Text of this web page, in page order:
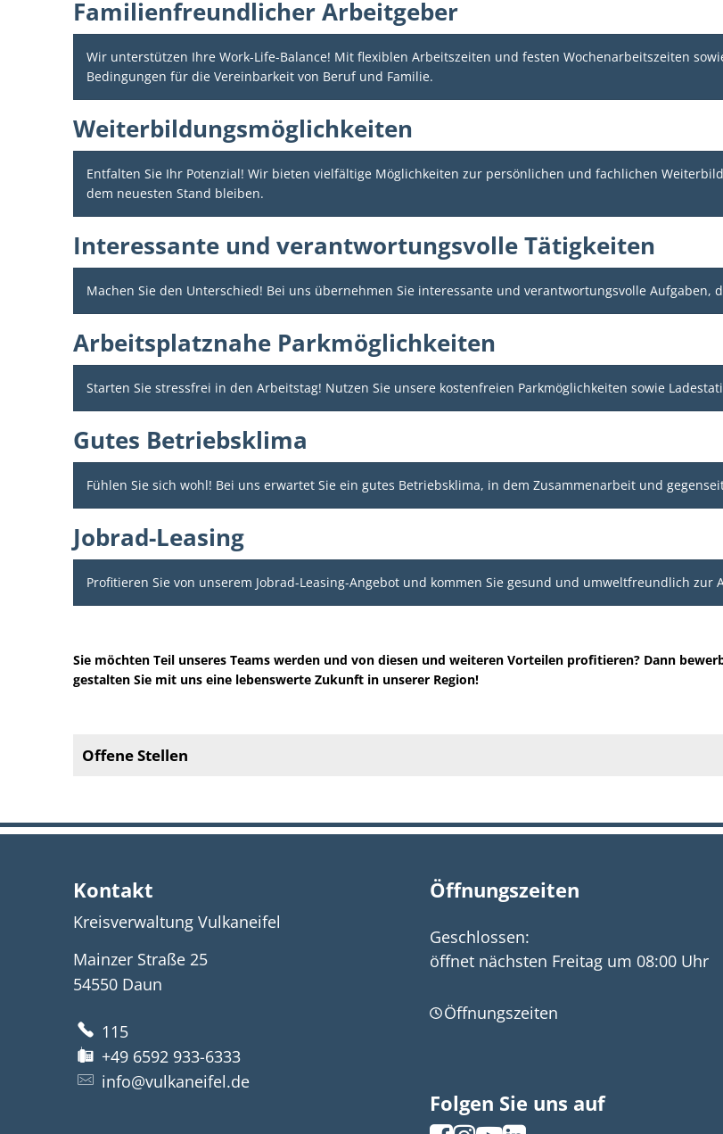
Familienfreundlicher Arbeitgeber
Wir unterstützen Ihre Work-Life-Balance! Mit flexiblen Arbeitszeiten und festen Wochenarbeitszeiten
Bedingungen für die Vereinbarkeit von Beruf und Familie.
Weiterbildungsmöglichkeiten
Entfalten Sie Ihr Potenzial! Wir bieten vielfältige Möglichkeiten zur persönlichen und fachlichen
dem neuesten Stand bleiben.
Interessante und verantwortungsvolle Tätigkeiten
Machen Sie den Unterschied! Bei uns übernehmen Sie interessante und verantwortungsvolle Aufgaben,
Arbeitsplatznahe Parkmöglichkeiten
Starten Sie stressfrei in den Arbeitstag! Nutzen Sie unsere kostenfreien Parkmöglichkeiten sowie
Gutes Betriebsklima
Fühlen Sie sich wohl! Bei uns erwartet Sie ein gutes Betriebsklima, in dem Zusammenarbeit und
Jobrad-Leasing
Profitieren Sie von unserem Jobrad-Leasing-Angebot und kommen Sie gesund und umweltfreundlich zur
Sie möchten Teil unseres Teams werden und von diesen und weiteren Vorteilen profitieren? Dann
gestalten Sie mit uns eine lebenswerte Zukunft in unserer Region!
Offene Stellen
Kontakt
Kreisverwaltung Vulkaneifel
Mainzer Straße 25
54550 Daun
115
+49 6592 933-6333
info@vulkaneifel.de
Öffnungszeiten
Klicken, um weitere Öffnungs- oder
Geschlossen:
öffnet nächsten Freitag um 08:00 Uhr
Öffnungszeiten
Folgen Sie uns auf